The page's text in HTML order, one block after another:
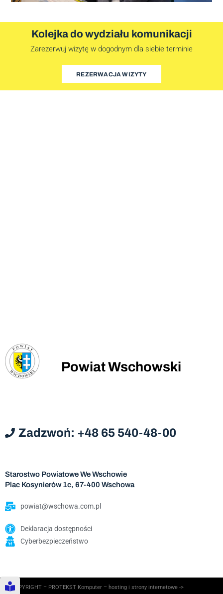
Kolejka do wydziału komunikacji
Zarezerwuj wizytę w dogodnym dla siebie terminie
REZERWACJA WIZYTY
Powiat Wschowski
Zadzwoń: +48 65 540-48-00
Starostwo Powiatowe We Wschowie
Plac Kosynierów 1c, 67-400 Wschowa
powiat@wschowa.com.pl
Deklaracja dostępności
Cyberbezpieczeństwo
© COPYRIGHT – PROTEKST Komputer – hosting i strony internetowe ->